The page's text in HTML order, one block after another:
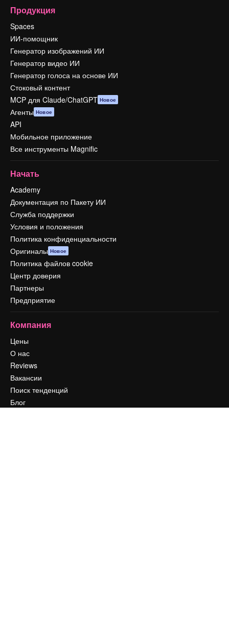
Продукция
Spaces
ИИ-помощник
Генератор изображений ИИ
Генератор видео ИИ
Генератор голоса на основе ИИ
Стоковый контент
MCP для Claude/ChatGPT Новое
Агенты Новое
API
Мобильное приложение
Все инструменты Magnific
Начать
Academy
Документация по Пакету ИИ
Служба поддержки
Условия и положения
Политика конфиденциальности
Оригиналы Новое
Политика файлов cookie
Центр доверия
Партнеры
Предприятие
Компания
Цены
О нас
Reviews
Вакансии
Поиск тенденций
Блог